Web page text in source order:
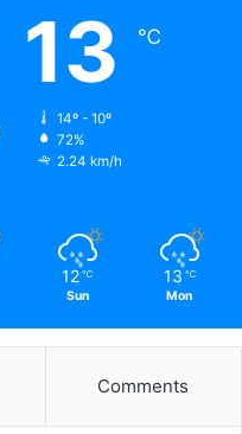
13 ℃
14º - 10º
72%
2.24 km/h
12 ℃
Sun
13 ℃
Mon
Comments